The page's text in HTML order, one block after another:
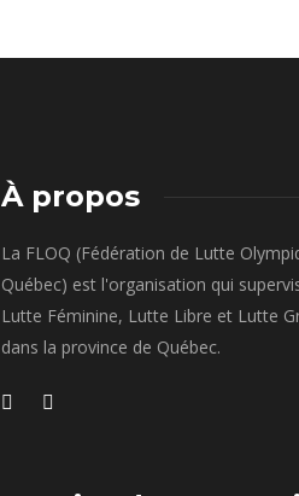
À propos
La FLOQ (Fédération de Lutte
Québec) est l'organisation qui
Lutte Féminine, Lutte Libre et Lutte
dans la province de Québec.